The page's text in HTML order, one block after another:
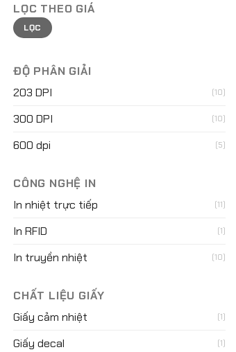
LỌC THEO GIÁ
Giá
tối
thiểu
Giá
tối
đa
LỌC
ĐỘ PHÂN GIẢI
203 DPI
(10)
300 DPI (10)
600 dpi (5)
CÔNG NGHỆ IN
In nhiệt trực tiếp
(11)
In RFID (1)
In truyền nhiệt (10)
CHẤT LIỆU GIẤY
Giấy cảm nhiệt
(1)
Giấy decal (1)